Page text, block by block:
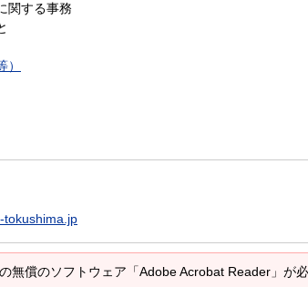
関する事務
tokushima.jp
無償のソフトウェア「Adobe Acrobat Reader」が